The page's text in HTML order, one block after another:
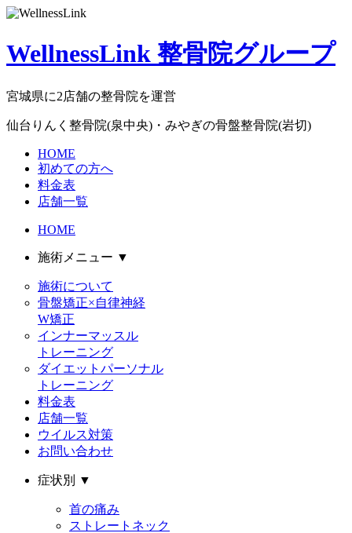
WellnessLink 整骨院グループ
宮城県に2店舗の整骨院を運営
仙台りんく整骨院(泉中央)・みやぎの骨盤整骨院(岩切)
HOME
初めての方へ
料金表
店舗一覧
HOME
施術メニュー ▼
施術について
骨盤矯正×自律神経
W矯正
インナーマッスル
トレーニング
ダイエットパーソナル
トレーニング
料金表
店舗一覧
ウイルス対策
お問い合わせ
症状別 ▼
首の痛み
ストレートネック